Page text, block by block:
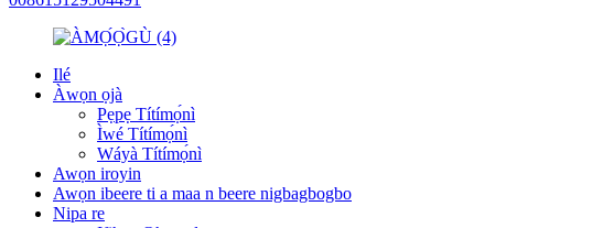
Ilé
Àwọn ọjà
Pẹpẹ Títímọ́nì
Ìwé Títímọ́nì
Wáyà Títímọ́nì
Awọn iroyin
Awọn ibeere ti a maa n beere nigbagbogbo
Nipa re